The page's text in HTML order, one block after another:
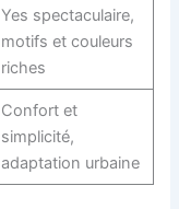
Yes spectaculaire,
motifs et couleurs
riches
Confort et
simplicité,
adaptation urbaine